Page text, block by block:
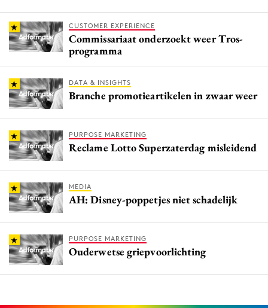
CUSTOMER EXPERIENCE
Commissariaat onderzoekt weer Tros-
programma
DATA & INSIGHTS
Branche promotieartikelen in zwaar weer
PURPOSE MARKETING
Reclame Lotto Superzaterdag misleidend
MEDIA
AH: Disney-poppetjes niet schadelijk
PURPOSE MARKETING
Ouderwetse griepvoorlichting